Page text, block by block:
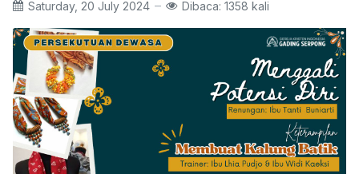
Saturday, 20 July 2024
Dibaca: 1358 kali